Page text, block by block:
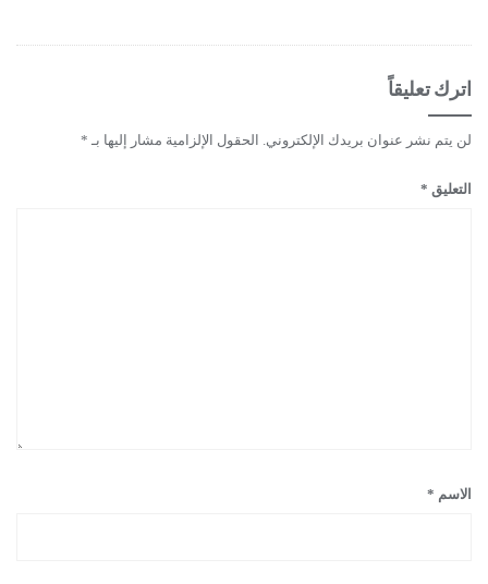
اترك تعليقاً
لن يتم نشر عنوان بريدك الإلكتروني. الحقول الإلزامية مشار إليها بـ *
التعليق *
الاسم *